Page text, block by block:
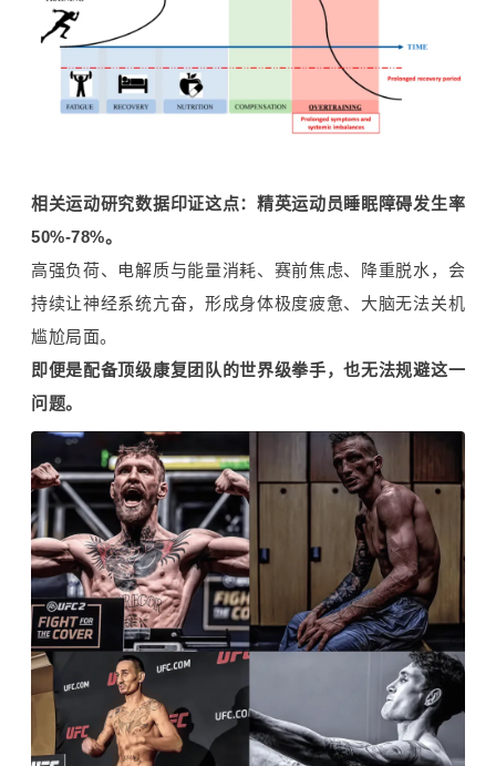
相关运动研究数据印证这点：精英运动员睡眠障碍发生率
50%-78%。
高强负荷、电解质与能量消耗、赛前焦虑、降重脱水，会
持续让神经系统亢奋，形成身体极度疲惫、大脑无法关机
尴尬局面。
即便是配备顶级康复团队的世界级拳手，也无法规避这一
问题。